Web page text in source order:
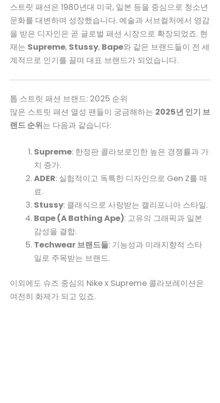
스트릿 패션은 1980년대 미국, 일본 등을 중심으로 청소년
문화를 대변하며 성장했습니다. 예술과 서브컬처에서 영감
을 받은 디자인은 곧 글로벌 패션 시장으로 확장되었죠. 현
재는 Supreme, Stussy, Bape와 같은 브랜드들이 전 세
계적으로 인기를 끌며 대표 브랜드가 되었습니다.
톱 스트릿 패션 브랜드: 2025 순위
많은 스트릿 패션 열성 팬들이 궁금해하는 2025년 인기 브
랜드 순위는 다음과 같습니다:
Supreme: 한정판 콜라보로인한 높은 경쟁률과 가
치 증가.
ADER: 실험적이고 독특한 디자인으로 Gen Z를 매
료.
Stussy: 클래식으로 사랑받는 캘리포니아 스타일.
Bape (A Bathing Ape): 고유의 그래픽과 일본
감성을 결합.
Techwear 브랜드들: 기능성과 미래지향적 스타
일로 주목받는 브랜드.
이외에도 슈즈 중심의 Nike x Supreme 콜라보레이션은
여전히 화제가 되고 있죠.